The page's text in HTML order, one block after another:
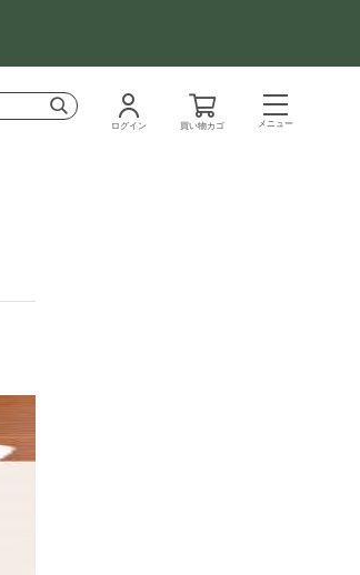
ログイン 買い物カゴ メニュー